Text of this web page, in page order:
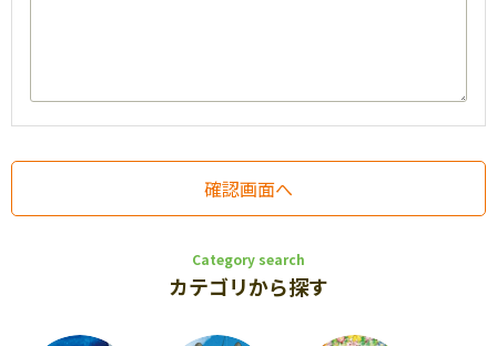
Category search
カテゴリから探す